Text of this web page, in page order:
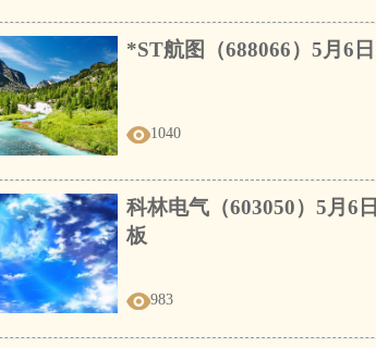
*ST航图（688066）5月6
1040
科林电气（603050）5月6
板
983